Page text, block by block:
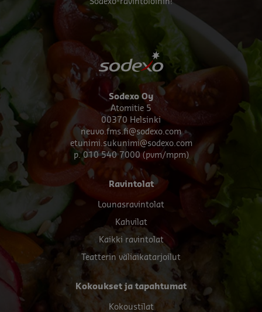
Sodexo-ravintoloihin!
Sodexo Oy
Atomitie 5
00370 Helsinki
neuvo.fms.fi@sodexo.com
etunimi.sukunimi@sodexo.com
p. 010 540 7000 (pvm/mpm)
Footer
menu
Ravintolat
Lounasravintolat
Kahvilat
Kaikki ravintolat
Teatterin väliaikatarjoilut
Kokoukset ja tapahtumat
Kokoustilat